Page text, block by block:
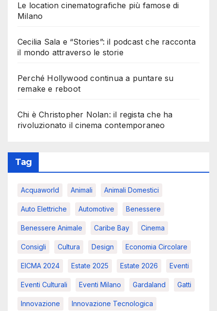
Le location cinematografiche più famose di
Milano
Cecilia Sala e “Stories”: il podcast che racconta
il mondo attraverso le storie
Perché Hollywood continua a puntare su
remake e reboot
Chi è Christopher Nolan: il regista che ha
rivoluzionato il cinema contemporaneo
Tag
Acquaworld Animali Animali Domestici
Auto Elettriche Automotive Benessere
Benessere Animale Caribe Bay Cinema
Consigli Cultura Design Economia Circolare
EICMA 2024 Estate 2025 Estate 2026 Eventi
Eventi Culturali Eventi Milano Gardaland Gatti
Innovazione Innovazione Tecnologica